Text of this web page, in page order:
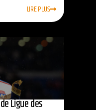
LIRE PLUS
Ligue des